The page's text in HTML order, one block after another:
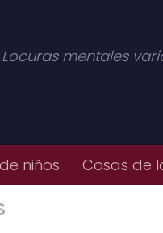
Locuras mentales
niños Cosas de